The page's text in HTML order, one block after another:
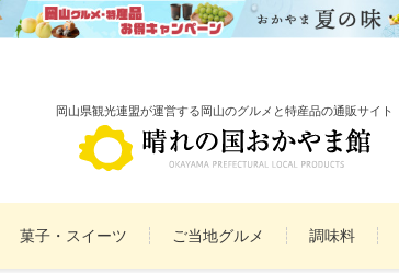
岡山県観光連盟が運営する岡山のグルメと特産品の通販サイト
菓子・スイーツ ご当地グルメ 調味料